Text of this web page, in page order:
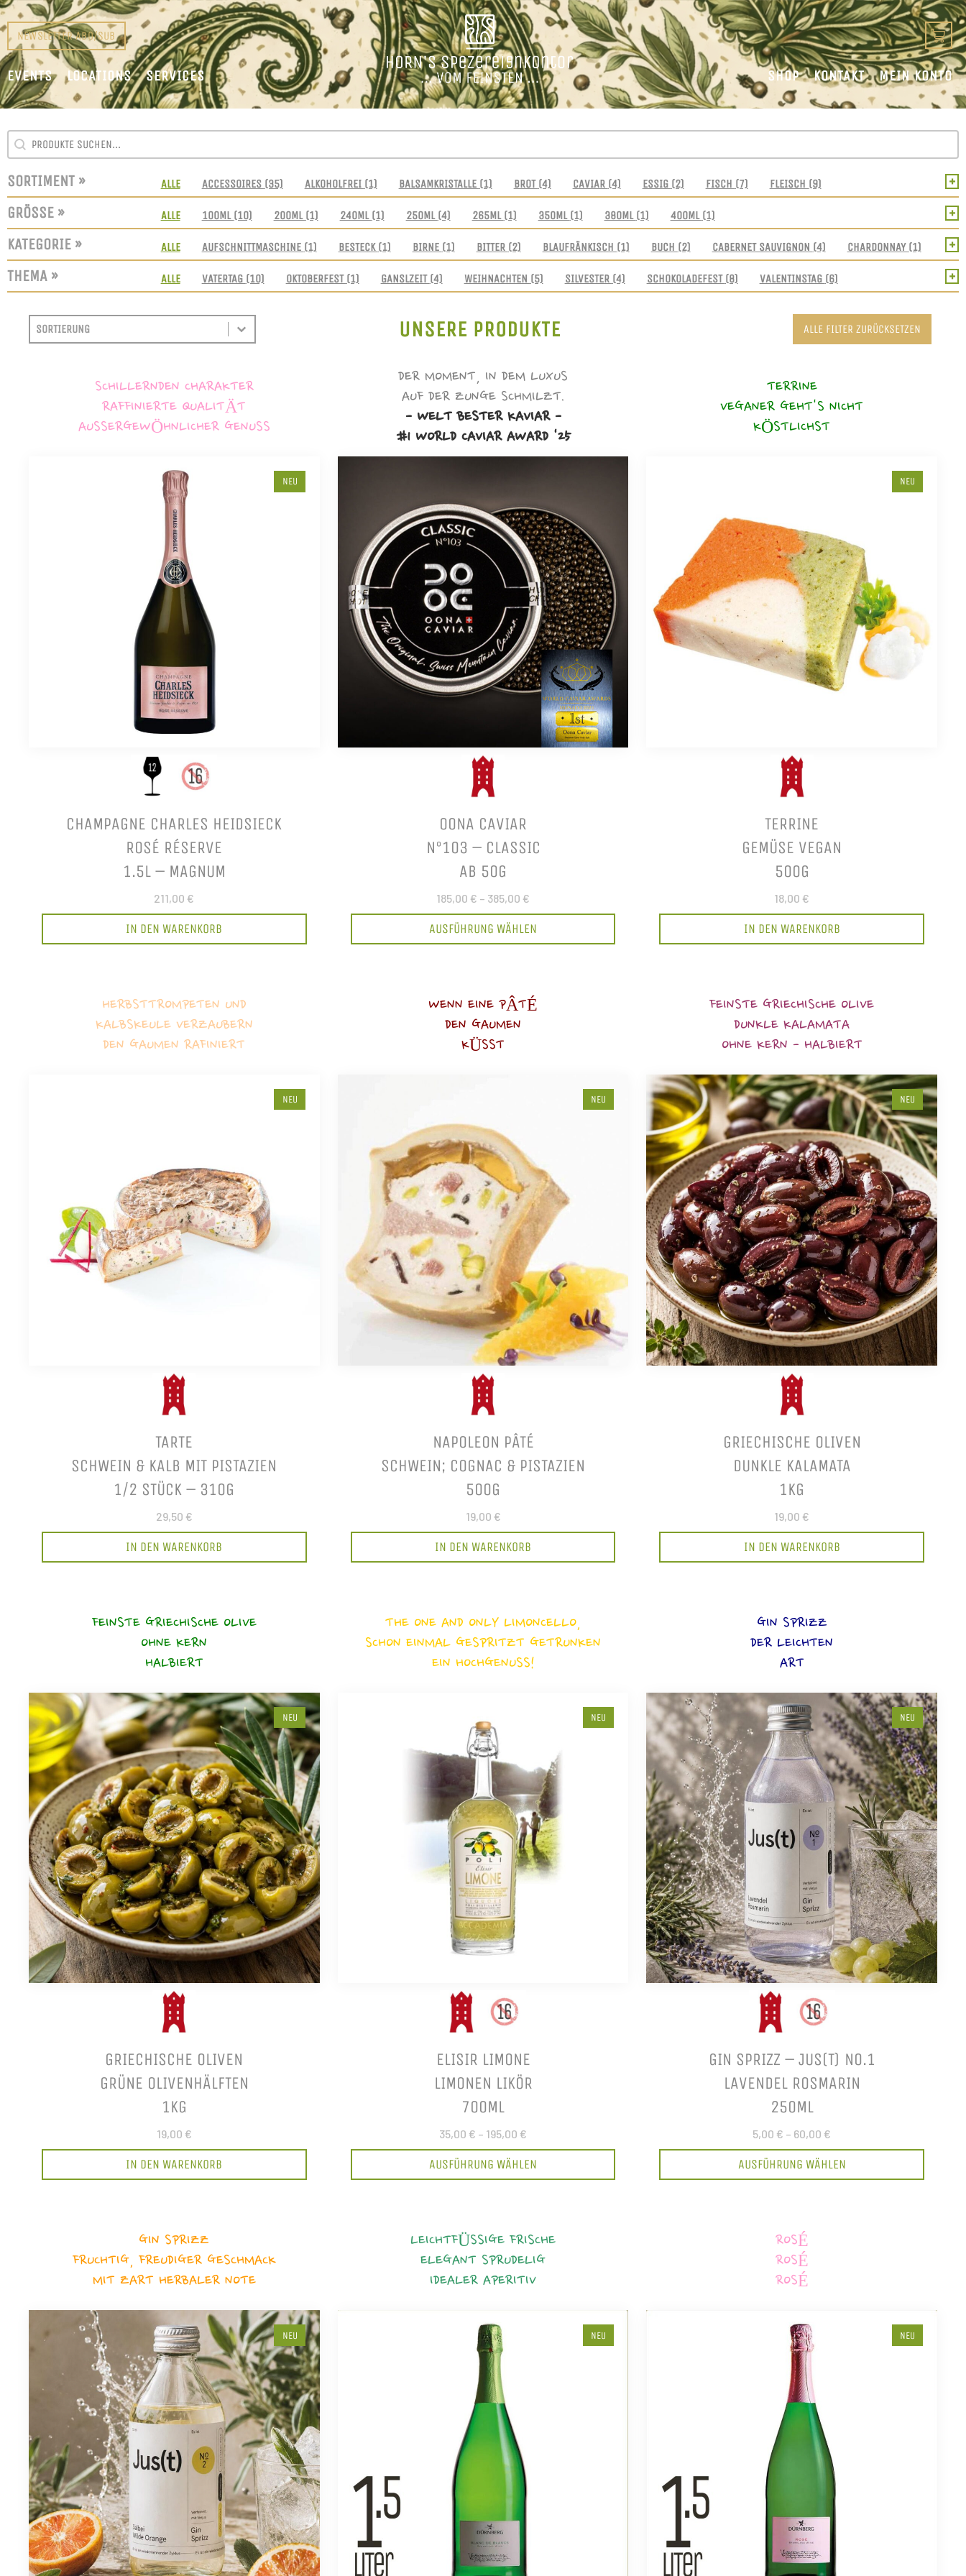
NEWSLETTER ABO/SUB
EVENTS LOCATIONS SERVICES SHOP KONTAKT MEIN KONTO
SUCHFELD
SEARCH CONTENT
SORTIMENT » SORTIMENT
ALLE ACCESSOIRES (35) ALKOHOLFREI (1) BALSAMKRISTALLE (1) BROT (4) CAVIAR (4) ESSIG (2) FISCH (7) FLEISCH (9)
+
GRÖSSE »
GRÖSSEN
ALLE 100ML (10) 200ML (1) 240ML (1) 250ML (4) 265ML (1) 350ML (1) 380ML (1) 400ML (1)
+
KATEGORIE »
KATEGORIE
ALLE AUFSCHNITTMASCHINE (1) BESTECK (1) BIRNE (1) BITTER (2) BLAUFRÄNKISCH (1) BUCH (2) CABERNET SAUVIGNON (4) CHARDONNAY (1)
+
THEMA »
THEMEN
ALLE VATERTAG (10) OKTOBERFEST (1) GANSLZEIT (4) WEIHNACHTEN (5) SILVESTER (4) SCHOKOLADEFEST (8) VALENTINSTAG (6) +
SORTIEREN
SORT CONTENT
SORT CONTENT UNSERE PRODUKTE ALLE FILTER ZURÜCKSETZEN
SCHILLERNDEN CHARAKTER
RAFFINIERTE QUALITÄT
AUSSERGEWÖHNLICHER GENUSS
NEU
CHAMPAGNE CHARLES HEIDSIECK
ROSÉ RÉSERVE
1.5L – MAGNUM
211,00 €
IN DEN WARENKORB
DER MOMENT, IN DEM LUXUS
AUF DER ZUNGE SCHMILZT.
- WELT BESTER KAVIAR -
#1 WORLD CAVIAR AWARD '25
OONA CAVIAR
N°103 – CLASSIC
AB 50G
185,00 € – 385,00 €
AUSFÜHRUNG WÄHLEN
TERRINE
VEGANER GEHT'S NICHT
KÖSTLICHST
NEU
TERRINE
GEMÜSE VEGAN
500G
18,00 €
IN DEN WARENKORB
HERBSTTROMPETEN UND
KALBSKEULE VERZAUBERN
DEN GAUMEN RAFINIERT
NEU
TARTE
SCHWEIN & KALB MIT PISTAZIEN
1/2 STÜCK – 310G
29,50 €
IN DEN WARENKORB
WENN EINE PÂTÉ
DEN GAUMEN
KÜSST
NEU
NAPOLEON PÂTÉ
SCHWEIN; COGNAC & PISTAZIEN
500G
19,00 €
IN DEN WARENKORB
FEINSTE GRIECHISCHE OLIVE
DUNKLE KALAMATA
OHNE KERN - HALBIERT
NEU
GRIECHISCHE OLIVEN
DUNKLE KALAMATA
1KG
19,00 €
IN DEN WARENKORB
FEINSTE GRIECHISCHE OLIVE
OHNE KERN
HALBIERT
NEU
GRIECHISCHE OLIVEN
GRÜNE OLIVENHÄLFTEN
1KG
19,00 €
IN DEN WARENKORB
THE ONE AND ONLY LIMONCELLO,
SCHON EINMAL GESPRITZT GETRUNKEN
EIN HOCHGENUSS!
NEU
ELISIR LIMONE
LIMONEN LIKÖR
700ML
35,00 € – 195,00 €
AUSFÜHRUNG WÄHLEN
GIN SPRIZZ
DER LEICHTEN
ART
NEU
GIN SPRIZZ – JUS(T) NO.1
LAVENDEL ROSMARIN
250ML
5,00 € – 60,00 €
AUSFÜHRUNG WÄHLEN
GIN SPRIZZ
FRUCHTIG, FREUDIGER GESCHMACK
MIT ZART HERBALER NOTE
NEU
LEICHTFÜSSIGE FRISCHE
ELEGANT SPRUDELIG
IDEALER APERITIV
NEU
ROSÉ
ROSÉ
ROSÉ
NEU